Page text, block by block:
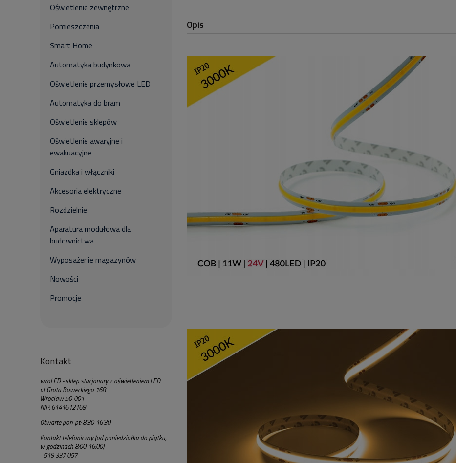
Oświetlenie zewnętrzne
Pomieszczenia
Smart Home
Automatyka budynkowa
Oświetlenie przemysłowe LED
Automatyka do bram
Oświetlenie sklepów
Oświetlenie awaryjne i
ewakuacyjne
Gniazdka i włączniki
Akcesoria elektryczne
Rozdzielnie
Aparatura modułowa dla
budownictwa
Wyposażenie magazynów
Nowości
Promocje
Kontakt
wroLED - sklep stacjonary z oświetleniem LED
ul Grota Roweckiego 168
Wrocław 50-001
NIP: 6141612168
Otwarte pon-pt: 8'30-16'30
Kontakt telefoniczny (od poniedziałku do piątku,
w godzinach 8:00-16:00)
- 519 337 057
Opis